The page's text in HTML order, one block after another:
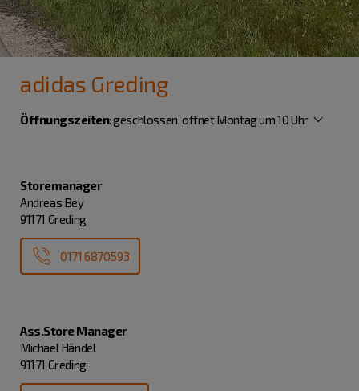
adidas Greding
Öffnungszeiten:geschlossen, öffnet Montag um 10 Uhr
Storemanager
Andreas Bey
91171 Greding
0171 6870593
Ass.Store Manager
Michael Händel
91171 Greding